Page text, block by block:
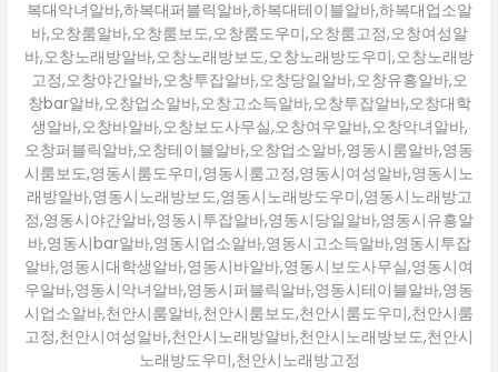
복대악녀알바,하복대퍼블릭알바,하복대테이블알바,하복대업소알
바,오창룸알바,오창룸보도,오창룸도우미,오창룸고정,오창여성알
바,오창노래방알바,오창노래방보도,오창노래방도우미,오창노래방
고정,오창야간알바,오창투잡알바,오창당일알바,오창유흥알바,오
창bar알바,오창업소알바,오창고소득알바,오창투잡알바,오창대학
생알바,오창바알바,오창보도사무실,오창여우알바,오창악녀알바,
오창퍼블릭알바,오창테이블알바,오창업소알바,영동시룸알바,영동
시룸보도,영동시룸도우미,영동시룸고정,영동시여성알바,영동시노
래방알바,영동시노래방보도,영동시노래방도우미,영동시노래방고
정,영동시야간알바,영동시투잡알바,영동시당일알바,영동시유흥알
바,영동시bar알바,영동시업소알바,영동시고소득알바,영동시투잡
알바,영동시대학생알바,영동시바알바,영동시보도사무실,영동시여
우알바,영동시악녀알바,영동시퍼블릭알바,영동시테이블알바,영동
시업소알바,천안시룸알바,천안시룸보도,천안시룸도우미,천안시룸
고정,천안시여성알바,천안시노래방알바,천안시노래방보도,천안시
노래방도우미,천안시노래방고정